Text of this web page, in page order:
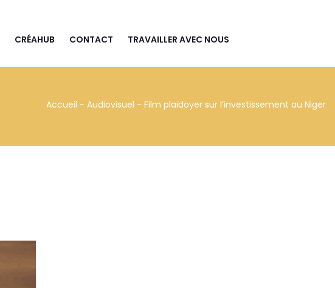
CRÉAHUB CONTACT TRAVAILLER AVEC NOUS
Accueil - Audiovisuel - Film plaidoyer sur l’investissement au Niger